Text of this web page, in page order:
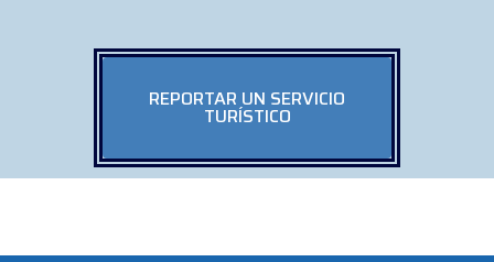
REPORTAR UN SERVICIO
TURÍSTICO